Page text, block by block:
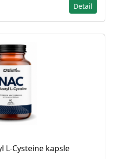
Detail
L-Cysteine ​​kapsle